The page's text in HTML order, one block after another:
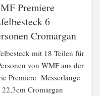
Premiere
6
Cromargan
mit 18 Teilen für
von WMF aus der
Premiere Messerlänge
22,3cm Cromargan